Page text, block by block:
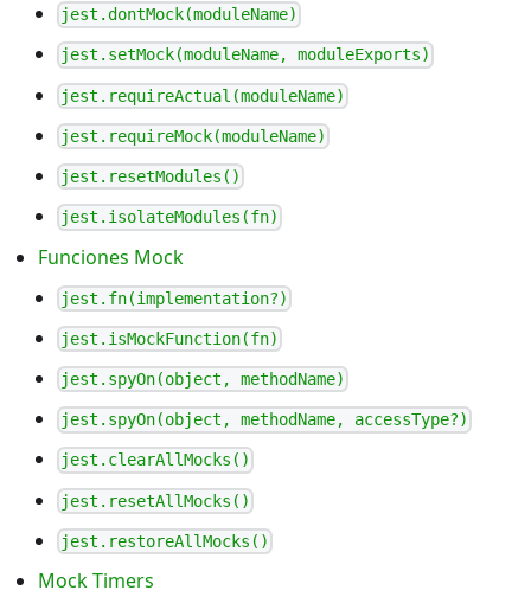
jest.dontMock(moduleName)
jest.setMock(moduleName, moduleExports)
jest.requireActual(moduleName)
jest.requireMock(moduleName)
jest.resetModules()
jest.isolateModules(fn)
Funciones Mock
jest.fn(implementation?)
jest.isMockFunction(fn)
jest.spyOn(object, methodName)
jest.spyOn(object, methodName, accessType?)
jest.clearAllMocks()
jest.resetAllMocks()
jest.restoreAllMocks()
Mock Timers